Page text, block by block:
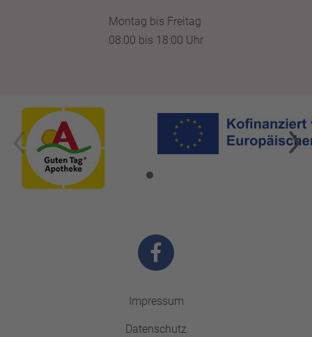
Montag bis Freitag
08:00 bis 18:00 Uhr
Impressum
Datenschutz